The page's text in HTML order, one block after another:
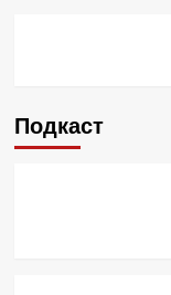
Подкаст